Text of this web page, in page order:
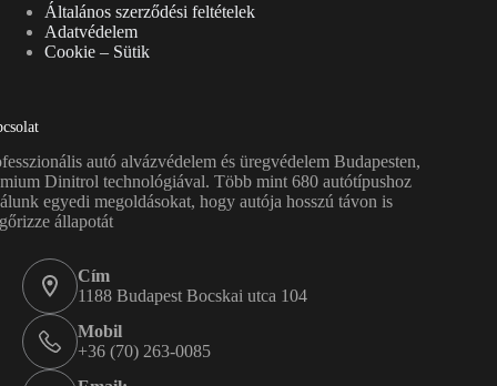
Általános szerződési feltételek
Adatvédelem
Cookie – Sütik
autó alvázvédelem és üregvédelem Budapesten,
Dinitrol technológiával. Több mint 680 autótípushoz
egyedi megoldásokat, hogy autója hosszú távon is
állapotát
Cím
1188 Budapest Bocskai utca 104
Mobil
+36 (70) 263-0085